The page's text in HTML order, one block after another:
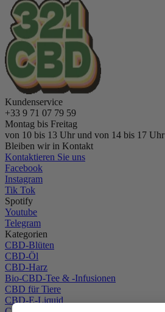
Kundenservice
+33 9 71 07 79 59
Montag bis Freitag
von 10 bis 13 Uhr und von 14 bis 17 Uhr
Bleiben wir in Kontakt
Kontaktieren Sie uns
Facebook
Instagram
Tik Tok
Spotify
Youtube
Telegram
Kategorien
CBD-Blüten
CBD-Öl
CBD-Harz
Bio-CBD-Tee & -Infusionen
CBD für Tiere
CBD-E-Liquid